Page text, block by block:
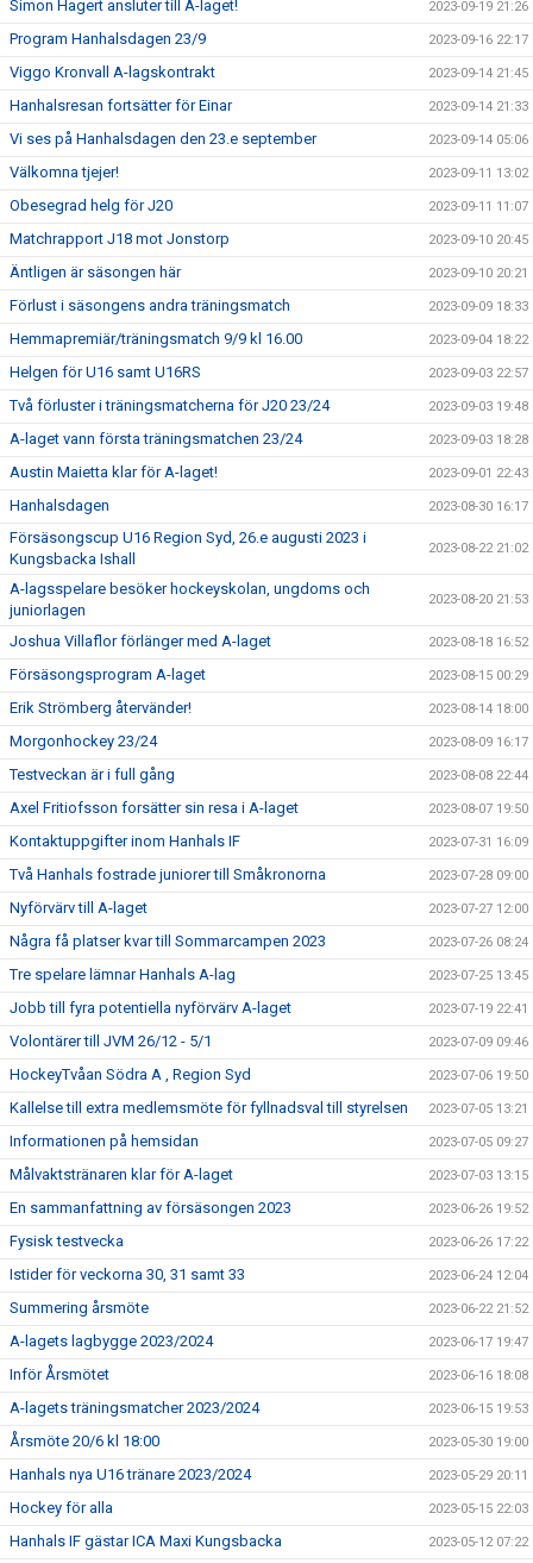
Simon Hagert ansluter till A-laget! 2023-09-19 21:26
Program Hanhalsdagen 23/9 2023-09-16 22:17
Viggo Kronvall A-lagskontrakt 2023-09-14 21:45
Hanhalsresan fortsätter för Einar 2023-09-14 21:33
Vi ses på Hanhalsdagen den 23.e september 2023-09-14 05:06
Välkomna tjejer! 2023-09-11 13:02
Obesegrad helg för J20 2023-09-11 11:07
Matchrapport J18 mot Jonstorp 2023-09-10 20:45
Äntligen är säsongen här 2023-09-10 20:21
Förlust i säsongens andra träningsmatch 2023-09-09 18:33
Hemmapremiär/träningsmatch 9/9 kl 16.00 2023-09-04 18:22
Helgen för U16 samt U16RS 2023-09-03 22:57
Två förluster i träningsmatcherna för J20 23/24 2023-09-03 19:48
A-laget vann första träningsmatchen 23/24 2023-09-03 18:28
Austin Maietta klar för A-laget! 2023-09-01 22:43
Hanhalsdagen 2023-08-30 16:17
Försäsongscup U16 Region Syd, 26.e augusti 2023 i
Kungsbacka Ishall
2023-08-22 21:02
A-lagsspelare besöker hockeyskolan, ungdoms och
juniorlagen
2023-08-20 21:53
Joshua Villaflor förlänger med A-laget 2023-08-18 16:52
Försäsongsprogram A-laget 2023-08-15 00:29
Erik Strömberg återvänder! 2023-08-14 18:00
Morgonhockey 23/24 2023-08-09 16:17
Testveckan är i full gång 2023-08-08 22:44
Axel Fritiofsson forsätter sin resa i A-laget 2023-08-07 19:50
Kontaktuppgifter inom Hanhals IF 2023-07-31 16:09
Två Hanhals fostrade juniorer till Småkronorna 2023-07-28 09:00
Nyförvärv till A-laget 2023-07-27 12:00
Några få platser kvar till Sommarcampen 2023 2023-07-26 08:24
Tre spelare lämnar Hanhals A-lag 2023-07-25 13:45
Jobb till fyra potentiella nyförvärv A-laget 2023-07-19 22:41
Volontärer till JVM 26/12 - 5/1 2023-07-09 09:46
HockeyTvåan Södra A , Region Syd 2023-07-06 19:50
Kallelse till extra medlemsmöte för fyllnadsval till styrelsen 2023-07-05 13:21
Informationen på hemsidan 2023-07-05 09:27
Målvaktstränaren klar för A-laget 2023-07-03 13:15
En sammanfattning av försäsongen 2023 2023-06-26 19:52
Fysisk testvecka 2023-06-26 17:22
Istider för veckorna 30, 31 samt 33 2023-06-24 12:04
Summering årsmöte 2023-06-22 21:52
A-lagets lagbygge 2023/2024 2023-06-17 19:47
Inför Årsmötet 2023-06-16 18:08
A-lagets träningsmatcher 2023/2024 2023-06-15 19:53
Årsmöte 20/6 kl 18:00 2023-05-30 19:00
Hanhals nya U16 tränare 2023/2024 2023-05-29 20:11
Hockey för alla 2023-05-15 22:03
Hanhals IF gästar ICA Maxi Kungsbacka 2023-05-12 07:22